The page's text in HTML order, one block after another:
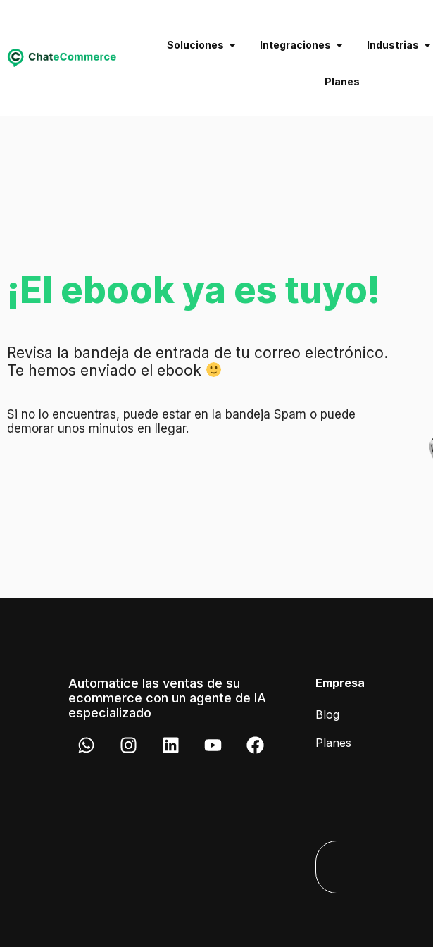
Soluciones Integraciones Industrias
Planes
¡El ebook ya es tuyo!
Revisa la bandeja de entrada de tu correo electrónico.
Te hemos enviado el ebook
Si no lo encuentras, puede estar en la bandeja Spam o puede
demorar unos minutos en llegar.
Automatice las ventas de su
ecommerce con un agente de IA
especializado
Empresa
Blog
Planes